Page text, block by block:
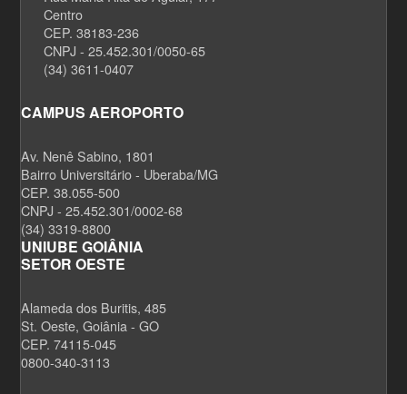
Centro
CEP. 38183-236
CNPJ - 25.452.301/0050-65
(34) 3611-0407
CAMPUS AEROPORTO
Av. Nenê Sabino, 1801
Bairro Universitário - Uberaba/MG
CEP. 38.055-500
CNPJ - 25.452.301/0002-68
(34) 3319-8800
UNIUBE GOIÂNIA
SETOR OESTE
Alameda dos Buritis, 485
St. Oeste, Goiânia - GO
CEP. 74115-045
0800-340-3113